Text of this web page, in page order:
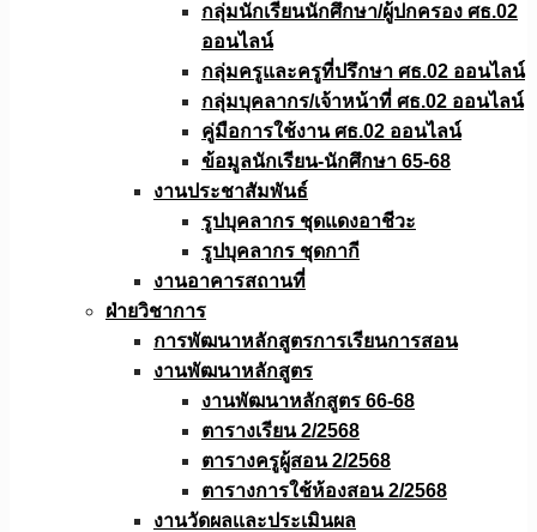
กลุ่มนักเรียนนักศึกษา/ผู้ปกครอง ศธ.02
ออนไลน์
กลุ่มครูและครูที่ปรึกษา ศธ.02 ออนไลน์
กลุ่มบุคลากร/เจ้าหน้าที่ ศธ.02 ออนไลน์
คู่มือการใช้งาน ศธ.02 ออนไลน์
ข้อมูลนักเรียน-นักศึกษา 65-68
งานประชาสัมพันธ์
รูปบุคลากร ชุดแดงอาชีวะ
รูปบุคลากร ชุดกากี
งานอาคารสถานที่
ฝ่ายวิชาการ
การพัฒนาหลักสูตรการเรียนการสอน
งานพัฒนาหลักสูตร
งานพัฒนาหลักสูตร 66-68
ตารางเรียน 2/2568
ตารางครูผู้สอน 2/2568
ตารางการใช้ห้องสอน 2/2568
งานวัดผลเเละประเมินผล